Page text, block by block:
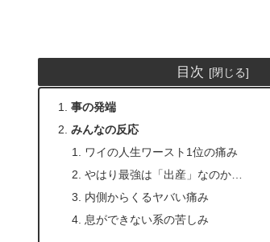
目次
事の発端
みんなの反応
ワイの人生ワースト1位の痛み
やはり最強は「出産」なのか…
内側からくるヤバい痛み
息ができない系の苦しみ